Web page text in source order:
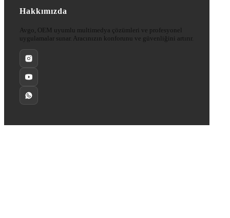
Hakkımızda
Avgo, OEM uyumlu multimedya çözümleri ve profesyonel
uygulamalar sunar. Aracınızın konforunu ve güvenliğini artırır.